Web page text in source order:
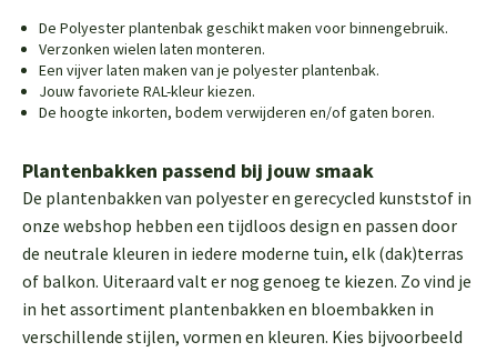
De Polyester plantenbak geschikt maken voor binnengebruik.
Verzonken wielen laten monteren.
Een vijver laten maken van je polyester plantenbak.
Jouw favoriete RAL-kleur kiezen.
De hoogte inkorten, bodem verwijderen en/of gaten boren.
Plantenbakken passend bij jouw smaak
De plantenbakken van polyester en gerecycled kunststof in
onze webshop hebben een tijdloos design en passen door
de neutrale kleuren in iedere moderne tuin, elk (dak)terras
of balkon. Uiteraard valt er nog genoeg te kiezen. Zo vind je
in het assortiment plantenbakken en bloembakken in
verschillende stijlen, vormen en kleuren. Kies bijvoorbeeld